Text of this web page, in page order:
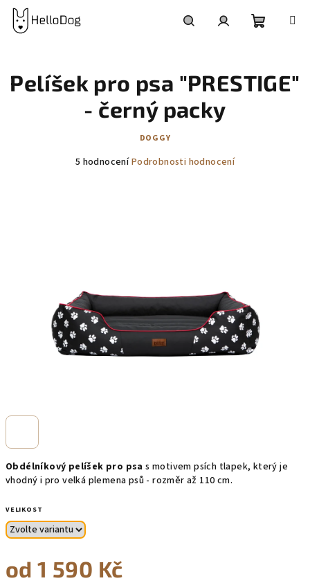
Přejít
obsah
košík
Obdélníkový pelíšek pro psa s motivem psích tlapek, který je
vhodný i pro velká plemena psů - rozměr až 110 cm.
VELIKOST
od1 590 Kč
Pelíšek pro psa "PRESTIGE"
- černý packy
DOGGY
Průměrné
5 hodnoceníPodrobnosti hodnocení